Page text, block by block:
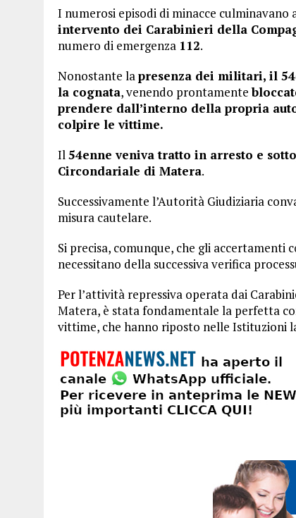
I numerosi episodi di minacce
intervento dei Carabinieri della
numero di emergenza 112.
Nonostante lapresenza dei militari, il
la cognata, venendo prontamente
prendere dall’interno della propria
colpire le vittime.
Il54enne veniva tratto in arresto e
Circondariale di Matera.
Successivamente l’Autorità Giudiziaria
misura cautelare.
Si precisa, comunque, che gli
necessitano della successiva verifica
Per l’attività repressiva operata dai
Matera, è stata fondamentale la perfetta
vittime, che hanno riposto nelle Istituzioni